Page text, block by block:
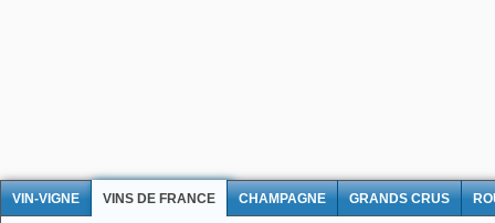
VIN-VIGNE VINS DE FRANCE CHAMPAGNE GRANDS CRUS